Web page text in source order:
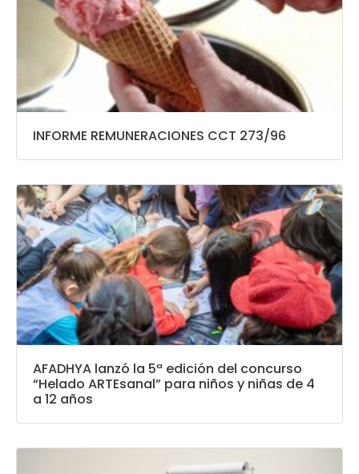
INFORME REMUNERACIONES CCT 273/96
AFADHYA lanzó la 5ª edición del concurso
“Helado ARTEsanal” para niños y niñas de 4
a 12 años